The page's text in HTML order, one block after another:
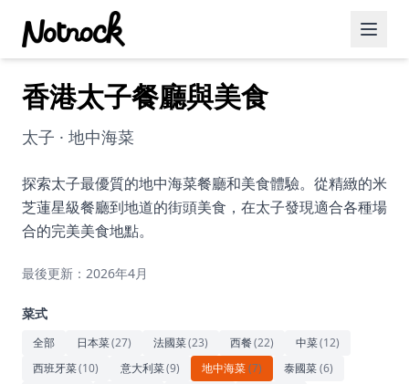
精選活動
博客文章
約會好去處
美食佳餚
藝術文化
香港太子餐廳與美食
太子 · 地中海菜
探索太子最優質的地中海菜餐廳和美食體驗。從精緻的米
芝蓮星級餐廳到地道的街頭美食，在太子發現適合各種場
合的完美美食地點。
最後更新：2026年4月
菜式
全部 日本菜(27) 法國菜(23) 西餐(22) 中菜(12)
西班牙菜(10) 意大利菜(9) 地中海菜(7) 泰國菜(6)